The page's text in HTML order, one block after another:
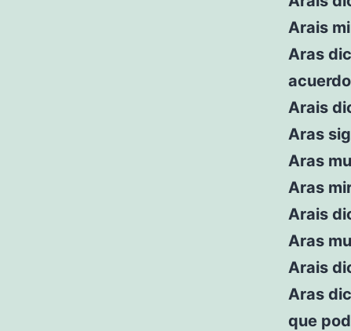
Arais
Aras
Arais
Aras
Aras
Aras
Arais
Aras
Arais
Aras
que